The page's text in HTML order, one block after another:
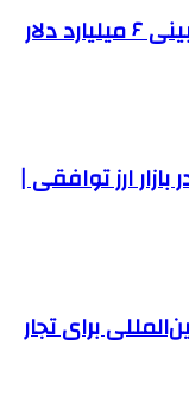
معاون وزیر صمت خبر داد؛ پیش‌بینی ۶ میلیارد دلار
ارز توافقی |
برای تجار